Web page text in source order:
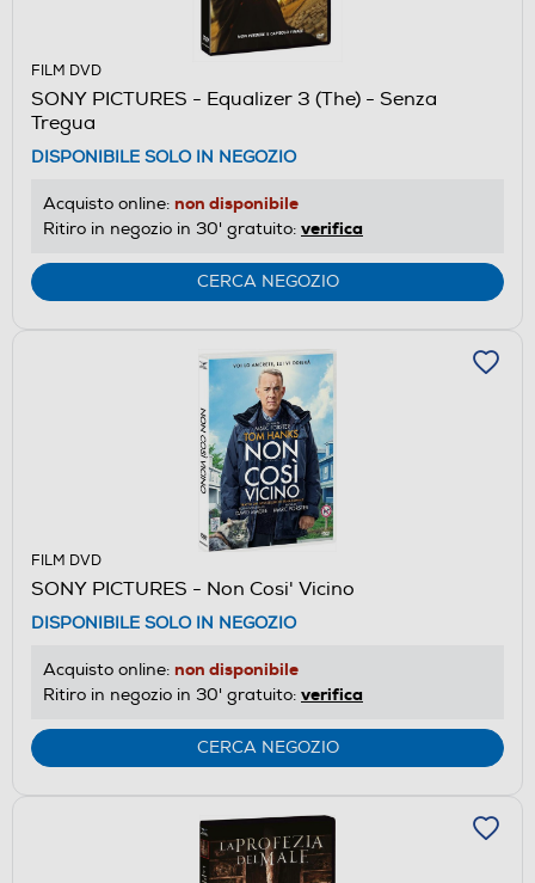
FILM DVD
SONY PICTURES - Equalizer 3 (The) - Senza
Tregua
DISPONIBILE SOLO IN NEGOZIO
Acquisto online: non disponibile
Ritiro in negozio in 30' gratuito: verifica
CERCA NEGOZIO
FILM DVD
SONY PICTURES - Non Cosi' Vicino
DISPONIBILE SOLO IN NEGOZIO
Acquisto online: non disponibile
Ritiro in negozio in 30' gratuito: verifica
CERCA NEGOZIO